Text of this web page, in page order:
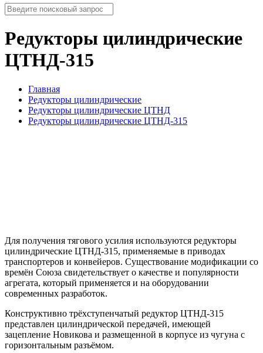
Редукторы цилиндрические
ЦТНД-315
Главная
Редукторы цилиндрические
Редукторы цилиндрические ЦТНД
Редукторы цилиндрические ЦТНД-315
Для получения тягового усилия используются редукторы
цилиндрические ЦТНД-315, применяемые в приводах
транспортеров и конвейеров. Существование модификации со
времён Союза свидетельствует о качестве и популярности
агрегата, который применяется и на оборудовании
современных разработок.
Конструктивно трёхступенчатый редуктор ЦТНД-315
представлен цилиндрической передачей, имеющей
зацепление Новикова и размещенной в корпусе из чугуна с
горизонтальным разъёмом.